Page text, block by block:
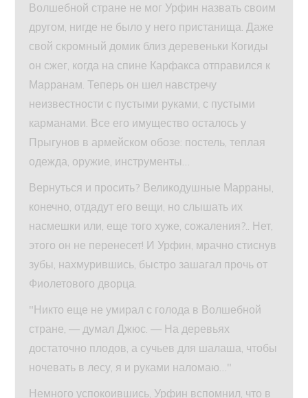
Волшебной стране не мог Урфин назвать своим
другом, нигде не было у него пристанища. Даже
свой скромный домик близ деревеньки Когиды
он сжег, когда на спине Карфакса отправился к
Марранам. Теперь он шел навстречу
неизвестности с пустыми руками, с пустыми
карманами. Все его имущество осталось у
Прыгунов в армейском обозе: постель, теплая
одежда, оружие, инструменты…
Вернуться и просить? Великодушные Марраны,
конечно, отдадут его вещи, но слышать их
насмешки или, еще того хуже, сожаления?.. Нет,
этого он не перенесет! И Урфин, мрачно стиснув
зубы, нахмурившись, быстро зашагал прочь от
Фиолетового дворца.
"Никто еще не умирал с голода в Волшебной
стране, — думал Джюс. — На деревьях
достаточно плодов, а сучьев для шалаша, чтобы
ночевать в лесу, я и руками наломаю…"
Немного успокоившись, Урфин вспомнил, что в